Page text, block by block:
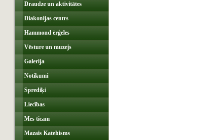
Draudze un aktivitātes
Diakonijas centrs
Hammond ērģeles
Vēsture un muzejs
Galerija
Notikumi
Sprediķi
Liecības
Mēs ticam
Mazais Katehisms